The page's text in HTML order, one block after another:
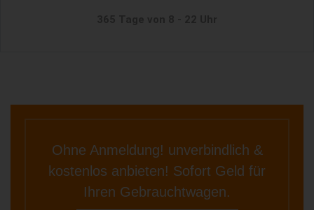
Ohne Anmeldung! unverbindlich &
kostenlos anbieten! Sofort Geld für
Ihren Gebrauchtwagen.